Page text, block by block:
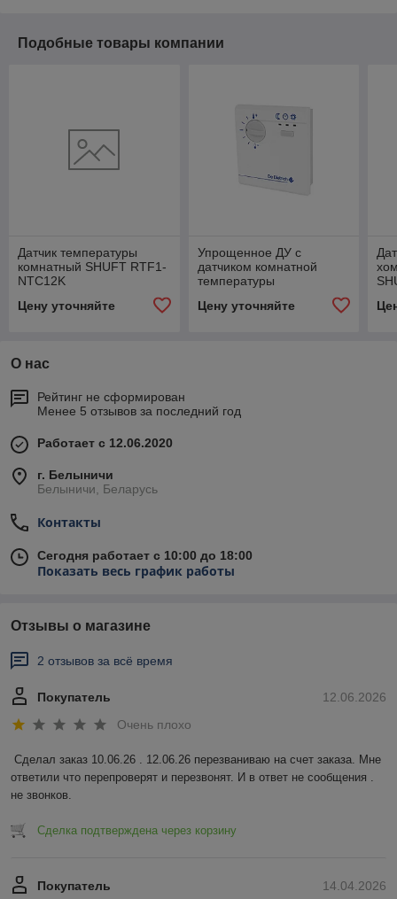
Подобные товары компании
Датчик температуры
комнатный SHUFT RTF1-
NTC12K
Цену уточняйте
Упрощенное ДУ с
датчиком комнатной
температуры
Цену уточняйте
О нас
Рейтинг не сформирован
Менее 5 отзывов за последний год
Работает с 12.06.2020
г. Белыничи
Белыничи, Беларусь
Контакты
Сегодня работает с 10:00 до 18:00
Показать весь график работы
Отзывы о магазине
2 отзывов за всё время
12.06.2026
Покупатель
Очень плохо
Сделал заказ 10.06.26 . 12.06.26 перезваниваю на счет заказа. Мне
ответили что перепроверят и перезвонят. И в ответ не сообщения .
не звонков.
Сделка подтверждена через корзину
14.04.2026
Покупатель